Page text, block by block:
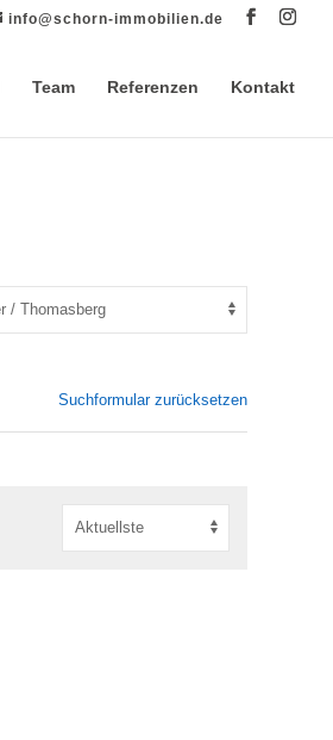
info@schorn-immobilien.de
Team Referenzen Kontakt
Suchformular zurücksetzen